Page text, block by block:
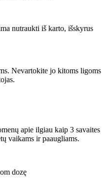
nutraukti iš karto, išskyrus
Nevartokite jo kitoms ligoms
apie ilgiau kaip 3 savaites
vaikams ir paaugliams.
dozę